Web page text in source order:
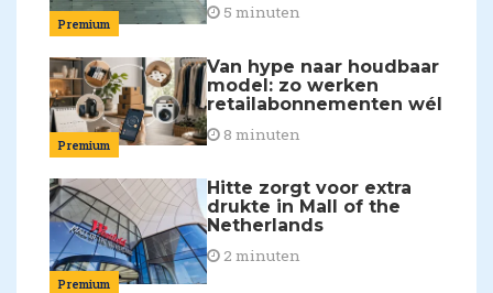
Premium
5 minuten
Premium
Van hype naar houdbaar
model: zo werken
retailabonnementen wél
8 minuten
Premium
Hitte zorgt voor extra
drukte in Mall of the
Netherlands
2 minuten